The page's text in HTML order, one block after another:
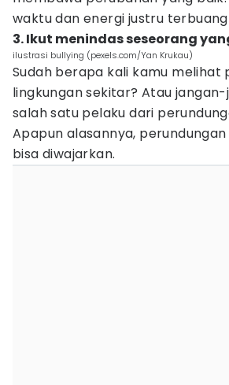
waktu dan energi justru
3. Ikut menindas seseorang
ilustrasi bullying (pexels.com/Yan Krukau)
Sudah berapa kali kamu melihat
lingkungan sekitar? Atau
salah satu pelaku dari
Apapun alasannya,
bisa diwajarkan.